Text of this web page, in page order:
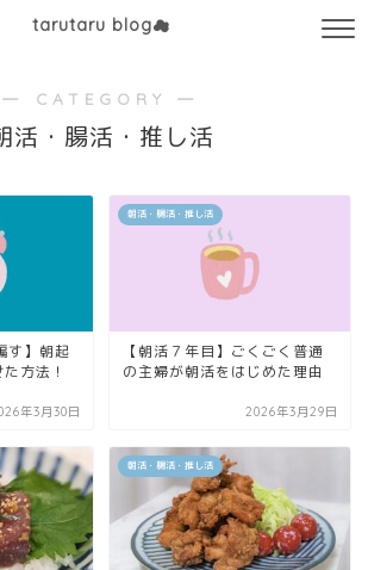
tarutaru blog☁
― CATEGORY ―
活・腸活・推し活
す】朝起
方法！
年3月30日
朝活・腸活・推し活
【朝活７年目】ごくごく普通
の主婦が朝活をはじめた理由
2026年3月29日
朝活・腸活・推し活